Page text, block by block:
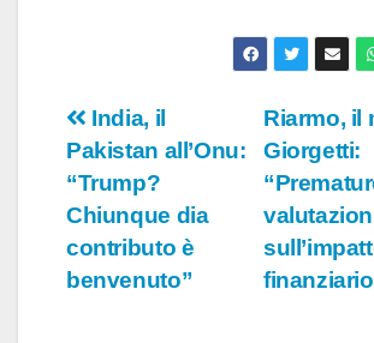
Navigazione
articoli
Riarmo, il
Giorgetti:
India, il
Pakistan all’Onu:
“Trump?
Chiunque dia
contributo è
benvenuto”